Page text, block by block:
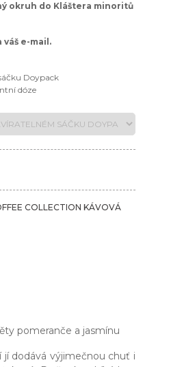
okruh do Kláštera minoritů
váš e-mail.
Doypack
dóze
COLLECTION KÁVOVÁ
pomeranče a jasmínu
jí dodává výjimečnou chuť i